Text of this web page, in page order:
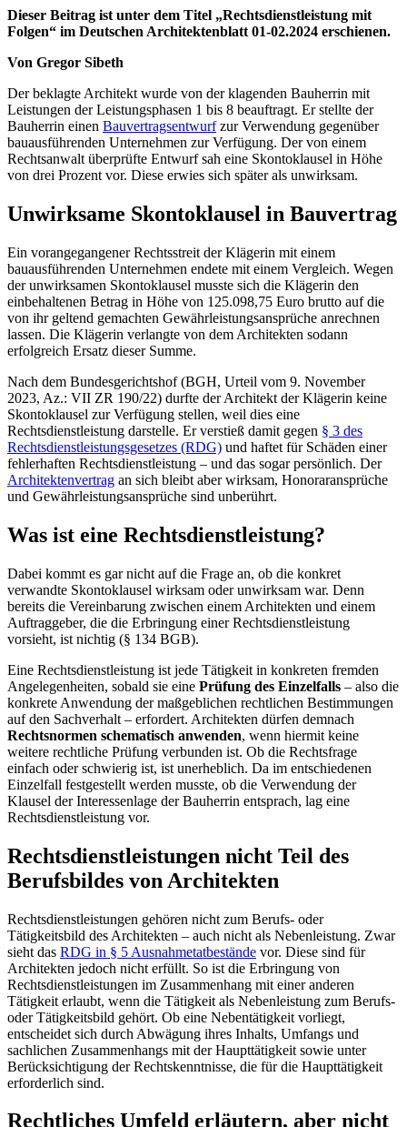
Dieser Beitrag ist unter dem Titel „Rechtsdienstleistung mit
Folgen“ im Deutschen Architektenblatt 01-02.2024 erschienen.
Von Gregor Sibeth
Der beklagte Architekt wurde von der klagenden Bauherrin mit
Leistungen der Leistungsphasen 1 bis 8 beauftragt. Er stellte der
Bauherrin einen Bauvertragsentwurfzur Verwendung gegenüber
bauausführenden Unternehmen zur Verfügung. Der von einem
Rechtsanwalt überprüfte Entwurf sah eine Skontoklausel in Höhe
von drei Prozent vor. Diese erwies sich später als unwirksam.
Unwirksame Skontoklausel in Bauvertrag
Ein vorangegangener Rechtsstreit der Klägerin mit einem
bauausführenden Unternehmen endete mit einem Vergleich. Wegen
der unwirksamen Skontoklausel musste sich die Klägerin den
einbehaltenen Betrag in Höhe von 125.098,75 Euro brutto auf die
von ihr geltend gemachten Gewährleistungsansprüche anrechnen
lassen. Die Klägerin verlangte von dem Architekten sodann
erfolgreich Ersatz dieser Summe.
Nach dem Bundesgerichtshof (BGH, Urteil vom 9. November
2023, Az.: VII ZR 190/22) durfte der Architekt der Klägerin keine
Skontoklausel zur Verfügung stellen, weil dies eine
Rechtsdienstleistung darstelle. Er verstieß damit gegen § 3 des
Rechtsdienstleistungsgesetzes (RDG) und haftet für Schäden einer
fehlerhaften Rechtsdienstleistung – und das sogar persönlich. Der
Architektenvertrag an sich bleibt aber wirksam, Honoraransprüche
und Gewährleistungsansprüche sind unberührt.
Was ist eine Rechtsdienstleistung?
Dabei kommt es gar nicht auf die Frage an, ob die konkret
verwandte Skontoklausel wirksam oder unwirksam war. Denn
bereits die Vereinbarung zwischen einem Architekten und einem
Auftraggeber, die die Erbringung einer Rechtsdienstleistung
vorsieht, ist nichtig (§ 134 BGB).
Eine Rechtsdienstleistung ist jede Tätigkeit in konkreten fremden
Angelegenheiten, sobald sie eine Prüfung des Einzelfalls – also die
konkrete Anwendung der maßgeblichen rechtlichen Bestimmungen
auf den Sachverhalt – erfordert. Architekten dürfen demnach
Rechtsnormen schematisch anwenden, wenn hiermit keine
weitere rechtliche Prüfung verbunden ist. Ob die Rechtsfrage
einfach oder schwierig ist, ist unerheblich. Da im entschiedenen
Einzelfall festgestellt werden musste, ob die Verwendung der
Klausel der Interessenlage der Bauherrin entsprach, lag eine
Rechtsdienstleistung vor.
Rechtsdienstleistungen nicht Teil des
Berufsbildes von Architekten
Rechtsdienstleistungen gehören nicht zum Berufs- oder
Tätigkeitsbild des Architekten – auch nicht als Nebenleistung. Zwar
sieht das RDG in § 5 Ausnahmetatbestände vor. Diese sind für
Architekten jedoch nicht erfüllt. So ist die Erbringung von
Rechtsdienstleistungen im Zusammenhang mit einer anderen
Tätigkeit erlaubt, wenn die Tätigkeit als Nebenleistung zum Berufs-
oder Tätigkeitsbild gehört. Ob eine Nebentätigkeit vorliegt,
entscheidet sich durch Abwägung ihres Inhalts, Umfangs und
sachlichen Zusammenhangs mit der Haupttätigkeit sowie unter
Berücksichtigung der Rechtskenntnisse, die für die Haupttätigkeit
erforderlich sind.
Rechtliches Umfeld erläutern, aber nicht